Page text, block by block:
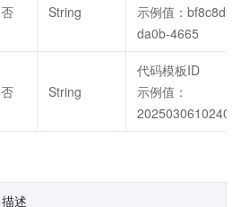
否 String
示例值：
da0b-4665
否 String
代码模板ID
示例值：
描述